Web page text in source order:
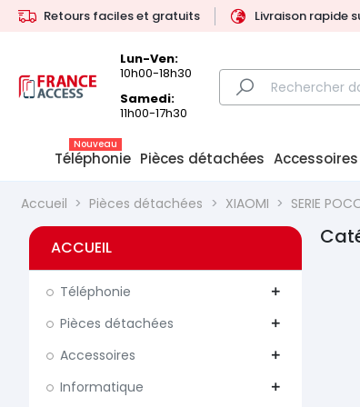
Retours faciles et gratuits Livraison rapide
Lun-Ven:
10h00-18h30
Samedi:
11h00-17h30
Téléphonie
Nouveau
Pièces détachées Accessoires
Accueil Pièces détachées XIAOMI SERIE
ACCUEIL
Téléphonie add
Pièces détachées add
Accessoires add
Informatique add